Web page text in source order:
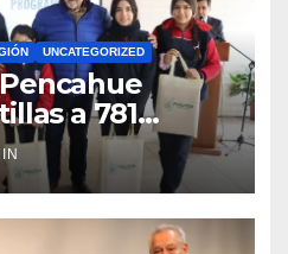
UNCATEGORIZED
a 781
recursos del